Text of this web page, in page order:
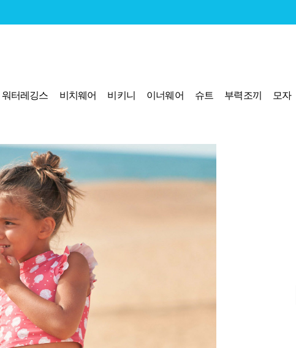
워터레깅스 비치웨어 비키니 이너웨어 슈트 부력조끼 모자